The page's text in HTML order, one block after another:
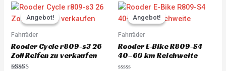
Angebot!
Angebot!
Fahrräder
Rooder Cycle r809-s3 26
Zoll Reifen zu verkaufen
Original
price
was:
Current
is:
CHF 2'671.00.
Angebot!
Angebot!
Fahrräder
Rooder E-Bike R809-S4
40–60 km Reichweite
Original
price
was:
Current